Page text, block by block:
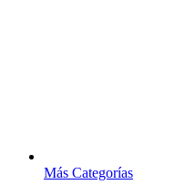
Más Categorías